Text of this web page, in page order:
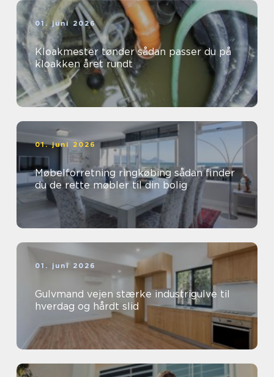
01. juni 2026
Kloakmester tønder sådan passer du på
kloakken året rundt
01. juni 2026
Møbelforretning ringkøbing sådan finder
du de rette møbler til din bolig
01. juni 2026
Gulvmand vejen stærke industrigulve til
hverdag og hårdt slid